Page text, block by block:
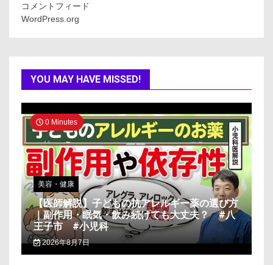
コメントフィード
WordPress.org
YOU MAY HAVE MISSED!
0 Minutes
美容・健康
【医師解説】子どもの抗アレルギー薬の選び方
｜副作用・眠気・飲み続けても大丈夫？ #八
王子市 #小児科
2026年8月7日